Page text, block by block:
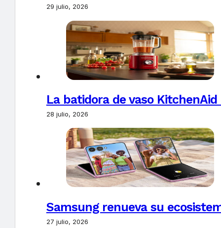
29 julio, 2026
La batidora de vaso
28 julio, 2026
Samsung renueva su
27 julio, 2026